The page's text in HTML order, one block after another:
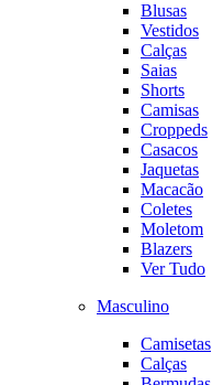
Blusas
Vestidos
Calças
Saias
Shorts
Camisas
Croppeds
Casacos
Jaquetas
Macacão
Coletes
Moletom
Blazers
Ver Tudo
Masculino
Camisetas
Calças